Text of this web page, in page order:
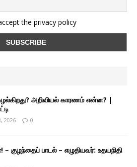
the privacy policy
அறிவியல் காரணம் என்ன? |
2026 0
– குழந்தைப் பாடல் – எழுதியவர்: உதயநிதி